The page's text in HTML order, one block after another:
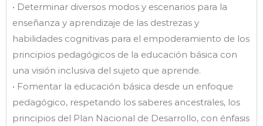
• Determinar diversos modos y escenarios para la
enseñanza y aprendizaje de las destrezas y
habilidades cognitivas para el empoderamiento de los
principios pedagógicos de la educación básica con
una visión inclusiva del sujeto que aprende.
• Fomentar la educación básica desde un enfoque
pedagógico, respetando los saberes ancestrales, los
principios del Plan Nacional de Desarrollo, con énfasis